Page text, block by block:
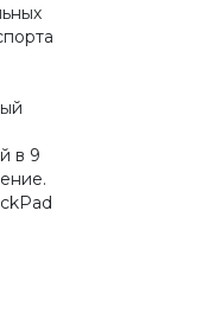
в 9